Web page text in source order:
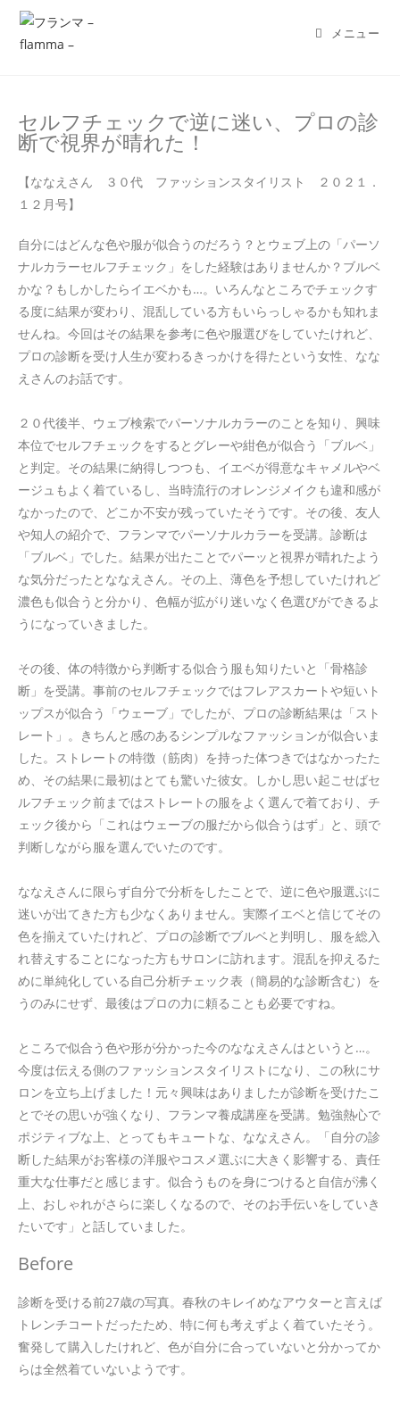
メニュー
セルフチェックで逆に迷い、プロの診
断で視界が晴れた！
【ななえさん ３０代 ファッションスタイリスト ２０２１．
１２月号】
自分にはどんな色や服が似合うのだろう？とウェブ上の「パーソ
ナルカラーセルフチェック」をした経験はありませんか？ブルベ
かな？もしかしたらイエベかも…。いろんなところでチェックす
る度に結果が変わり、混乱している方もいらっしゃるかも知れま
せんね。今回はその結果を参考に色や服選びをしていたけれど、
プロの診断を受け人生が変わるきっかけを得たという女性、なな
えさんのお話です。
２０代後半、ウェブ検索でパーソナルカラーのことを知り、興味
本位でセルフチェックをするとグレーや紺色が似合う「ブルベ」
と判定。その結果に納得しつつも、イエベが得意なキャメルやベ
ージュもよく着ているし、当時流行のオレンジメイクも違和感が
なかったので、どこか不安が残っていたそうです。その後、友人
や知人の紹介で、フランマでパーソナルカラーを受講。診断は
「ブルベ」でした。結果が出たことでパーッと視界が晴れたよう
な気分だったとななえさん。その上、薄色を予想していたけれど
濃色も似合うと分かり、色幅が拡がり迷いなく色選びができるよ
うになっていきました。
その後、体の特徴から判断する似合う服も知りたいと「骨格診
断」を受講。事前のセルフチェックではフレアスカートや短いト
ップスが似合う「ウェーブ」でしたが、プロの診断結果は「スト
レート」。きちんと感のあるシンプルなファッションが似合いま
した。ストレートの特徴（筋肉）を持った体つきではなかったた
め、その結果に最初はとても驚いた彼女。しかし思い起こせばセ
ルフチェック前まではストレートの服をよく選んで着ており、チ
ェック後から「これはウェーブの服だから似合うはず」と、頭で
判断しながら服を選んでいたのです。
ななえさんに限らず自分で分析をしたことで、逆に色や服選ぶに
迷いが出てきた方も少なくありません。実際イエベと信じてその
色を揃えていたけれど、プロの診断でブルベと判明し、服を総入
れ替えすることになった方もサロンに訪れます。混乱を抑えるた
めに単純化している自己分析チェック表（簡易的な診断含む）を
うのみにせず、最後はプロの力に頼ることも必要ですね。
ところで似合う色や形が分かった今のななえさんはというと…。
今度は伝える側のファッションスタイリストになり、この秋にサ
ロンを立ち上げました！元々興味はありましたが診断を受けたこ
とでその思いが強くなり、フランマ養成講座を受講。勉強熱心で
ポジティブな上、とってもキュートな、ななえさん。「自分の診
断した結果がお客様の洋服やコスメ選ぶに大きく影響する、責任
重大な仕事だと感じます。似合うものを身につけると自信が沸く
上、おしゃれがさらに楽しくなるので、そのお手伝いをしていき
たいです」と話していました。
Before
診断を受ける前27歳の写真。春秋のキレイめなアウターと言えば
トレンチコートだったため、特に何も考えずよく着ていたそう。
奮発して購入したけれど、色が自分に合っていないと分かってか
らは全然着ていないようです。